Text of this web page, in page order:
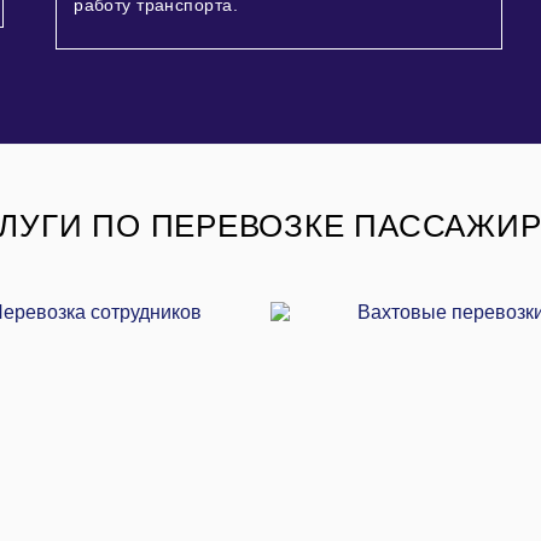
работу транспорта.
ПО ПЕРЕВОЗКЕ